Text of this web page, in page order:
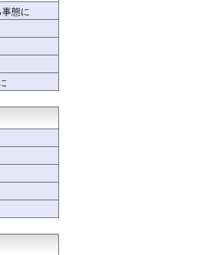
め
ル...
？...
反...
...
...
態に